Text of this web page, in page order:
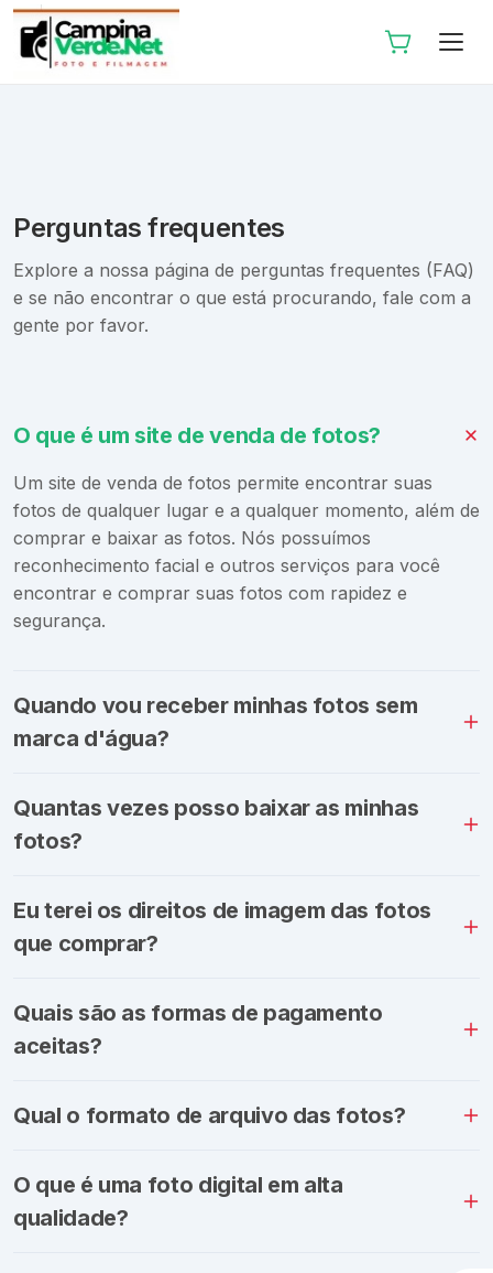
Perguntas frequentes
Explore a nossa página de perguntas frequentes (FAQ)
e se não encontrar o que está procurando, fale com a
gente por favor.
O que é um site de venda de fotos?
Um site de venda de fotos permite encontrar suas
fotos de qualquer lugar e a qualquer momento, além de
comprar e baixar as fotos. Nós possuímos
reconhecimento facial e outros serviços para você
encontrar e comprar suas fotos com rapidez e
segurança.
Quando vou receber minhas fotos sem
marca d'água?
Quantas vezes posso baixar as minhas
fotos?
Eu terei os direitos de imagem das fotos
que comprar?
Quais são as formas de pagamento
aceitas?
Qual o formato de arquivo das fotos?
O que é uma foto digital em alta
qualidade?